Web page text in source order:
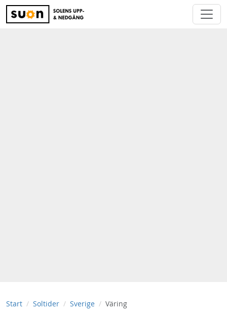
Start Soltider Sverige Väring